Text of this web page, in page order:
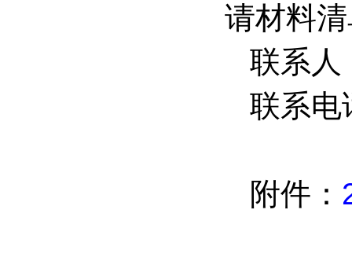
请材料
联系人
联系电
附件：